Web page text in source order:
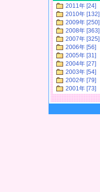
2011年 [24]
2010年 [132]
2009年 [250]
2008年 [363]
2007年 [325]
2006年 [56]
2005年 [31]
2004年 [27]
2003年 [54]
2002年 [79]
2001年 [73]